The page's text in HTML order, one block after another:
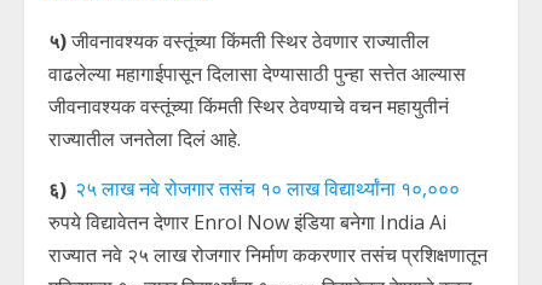
५)जीवनावश्यक वस्तूंच्या किंमती स्थिर ठेवणार राज्यातील
वाढलेल्या महागाईपासून दिलासा देण्यासाठी पुन्हा सत्तेत आल्यास
जीवनावश्यक वस्तूंच्या किंमती स्थिर ठेवण्याचे वचन महायुतीनं
राज्यातील जनतेला दिलं आहे.
६) २५ लाख नवे रोजगार तसंच १० लाख विद्यार्थ्यांना १०,०००
रुपये विद्यावेतन देणार Enrol Now इंडिया बनेगा India Ai
राज्यात नवे २५ लाख रोजगार निर्माण ककरणार तसंच प्रशिक्षणातून